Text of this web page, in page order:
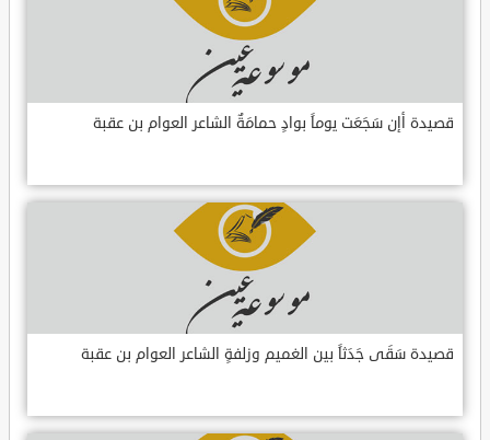
قصيدة أإن سَجَعَت يوماً بوادٍ حمامَةٌ الشاعر العوام بن عقبة
قصيدة سَقَى جَدَثاً بين الغميم وزلفةٍ الشاعر العوام بن عقبة